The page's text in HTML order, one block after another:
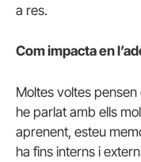
a res.
Com impacta en
Moltes voltes
he parlat amb ells
aprenent, esteu
ha fins interns i